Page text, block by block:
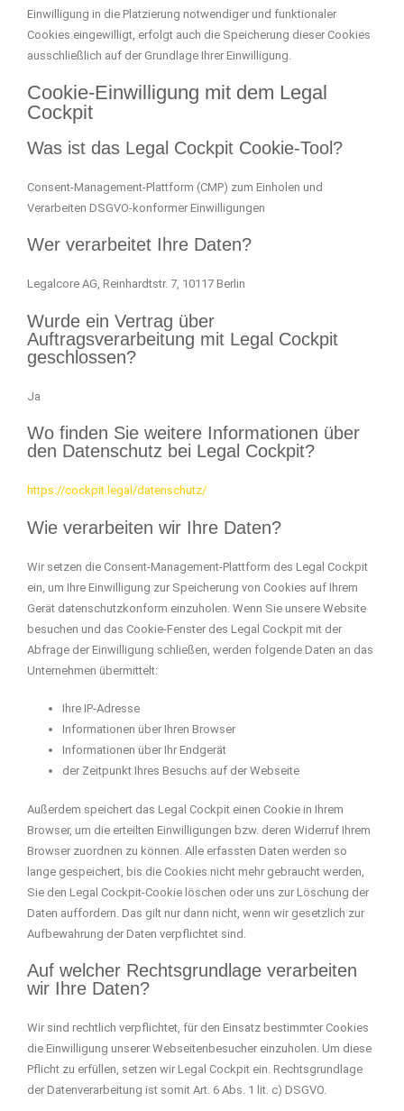
Einwilligung in die Platzierung notwendiger und funktionaler
Cookies eingewilligt, erfolgt auch die Speicherung dieser Cookies
ausschließlich auf der Grundlage Ihrer Einwilligung.
Cookie-Einwilligung mit dem Legal
Cockpit
Was ist das Legal Cockpit Cookie-Tool?
Consent-Management-Plattform (CMP) zum Einholen und
Verarbeiten DSGVO-konformer Einwilligungen
Wer verarbeitet Ihre Daten?
Legalcore AG, Reinhardtstr. 7, 10117 Berlin
Wurde ein Vertrag über
Auftragsverarbeitung mit Legal Cockpit
geschlossen?
Ja
Wo finden Sie weitere Informationen über
den Datenschutz bei Legal Cockpit?
https://cockpit.legal/datenschutz/
Wie verarbeiten wir Ihre Daten?
Wir setzen die Consent-Management-Plattform des Legal Cockpit
ein, um Ihre Einwilligung zur Speicherung von Cookies auf Ihrem
Gerät datenschutzkonform einzuholen. Wenn Sie unsere Website
besuchen und das Cookie-Fenster des Legal Cockpit mit der
Abfrage der Einwilligung schließen, werden folgende Daten an das
Unternehmen übermittelt:
Ihre IP-Adresse
Informationen über Ihren Browser
Informationen über Ihr Endgerät
der Zeitpunkt Ihres Besuchs auf der Webseite
Außerdem speichert das Legal Cockpit einen Cookie in Ihrem
Browser, um die erteilten Einwilligungen bzw. deren Widerruf Ihrem
Browser zuordnen zu können. Alle erfassten Daten werden so
lange gespeichert, bis die Cookies nicht mehr gebraucht werden,
Sie den Legal Cockpit-Cookie löschen oder uns zur Löschung der
Daten auffordern. Das gilt nur dann nicht, wenn wir gesetzlich zur
Aufbewahrung der Daten verpflichtet sind.
Auf welcher Rechtsgrundlage verarbeiten
wir Ihre Daten?
Wir sind rechtlich verpflichtet, für den Einsatz bestimmter Cookies
die Einwilligung unserer Webseitenbesucher einzuholen. Um diese
Pflicht zu erfüllen, setzen wir Legal Cockpit ein. Rechtsgrundlage
der Datenverarbeitung ist somit Art. 6 Abs. 1 lit. c) DSGVO.